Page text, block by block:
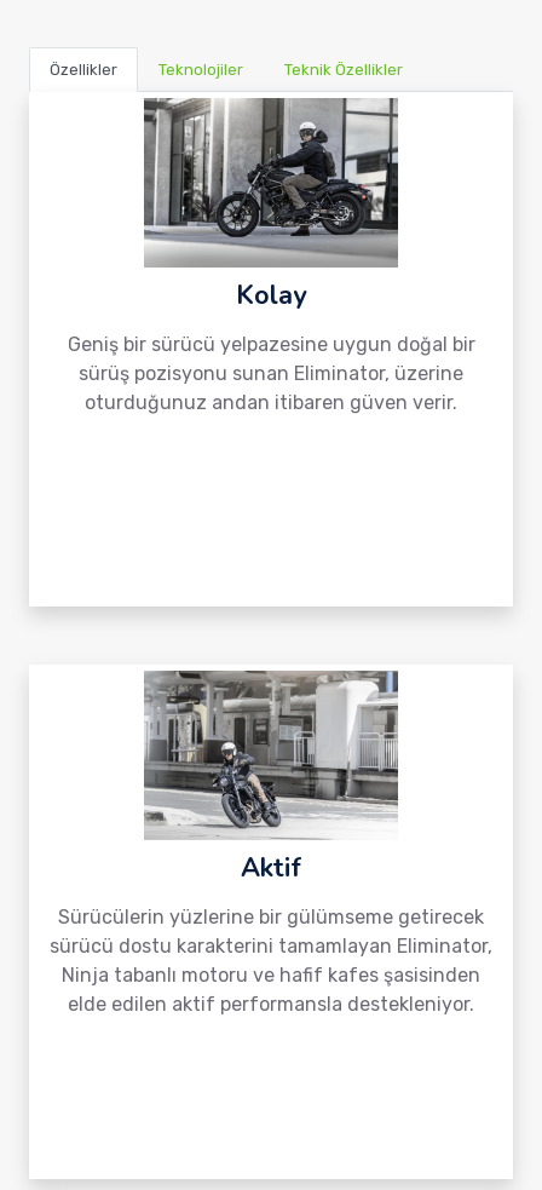
Özellikler Teknolojiler Teknik Özellikler
Kolay
Geniş bir sürücü yelpazesine uygun doğal bir
sürüş pozisyonu sunan Eliminator, üzerine
oturduğunuz andan itibaren güven verir.
Aktif
Sürücülerin yüzlerine bir gülümseme getirecek
sürücü dostu karakterini tamamlayan Eliminator,
Ninja tabanlı motoru ve hafif kafes şasisinden
elde edilen aktif performansla destekleniyor.